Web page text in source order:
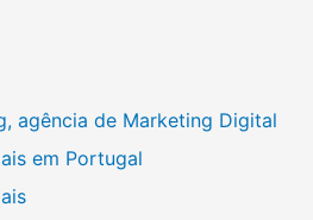
agência de Marketing Digital
em Portugal